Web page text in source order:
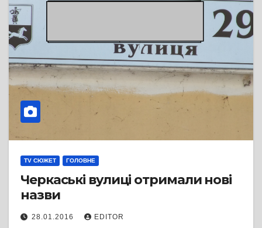
TV СЮЖЕТ ГОЛОВНЕ
Черкаські вулиці отримали нові
назви
28.01.2016 EDITOR